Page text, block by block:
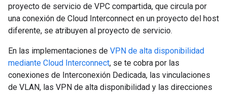
proyecto de servicio de VPC compartida, que circula por
una conexión de Cloud Interconnect en un proyecto del host
diferente, se atribuyen al proyecto de servicio.
En las implementaciones de VPN de alta disponibilidad
mediante Cloud Interconnect, se te cobra por las
conexiones de Interconexión Dedicada, las vinculaciones
de VLAN, las VPN de alta disponibilidad y las direcciones